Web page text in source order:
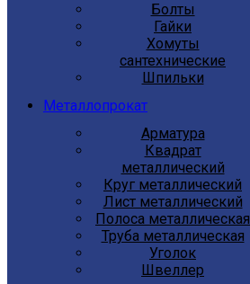
Болты
Гайки
Хомуты
сантехнические
Шпильки
Металлопрокат
Арматура
Квадрат
металлический
Круг металлический
Лист металлический
Полоса металлическая
Труба металлическая
Уголок
Швеллер